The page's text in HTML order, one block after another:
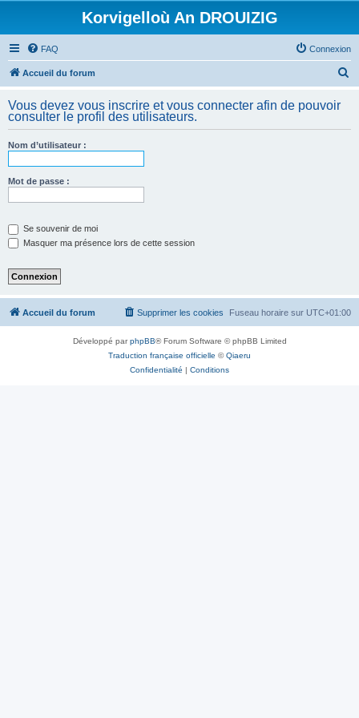
Korvigelloù An DROUIZIG
FAQ Connexion
Accueil du forum
h
Vous devez vous inscrire et vous connecter afin de pouvoir
consulter le profil des utilisateurs.
Nom d’utilisateur :
Mot de passe :
Se souvenir de moi
Masquer ma présence lors de cette session
Accueil du forum Fuseau horaire sur UTC+01:00
Supprimer les cookies
Développé parphpBB® Forum Software © phpBB Limited
Traduction française officielle ©Qiaeru
Confidentialité | Conditions